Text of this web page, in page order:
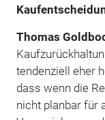
Thomas
tendenziell eher
dass wenn die
nicht planbar für